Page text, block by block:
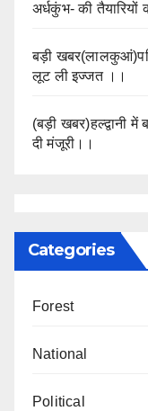
अर्धकुंभ- की तैयारियों
बड़ी
लूट ली इज्जत ।।
(बड़ी खबर)हल्द्वानी में
दी मंजूरी।।
Categories
Forest
National
Political